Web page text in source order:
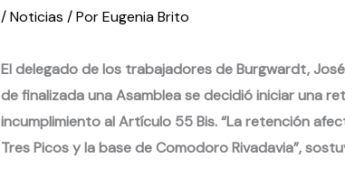
/Noticias / PorEugenia Brito
El delegado de los trabajadores de Burgwardt,
de finalizada una Asamblea se decidió iniciar una
incumplimiento al Artículo 55 Bis. “La retención
Tres Picos y la base de Comodoro Rivadavia”,